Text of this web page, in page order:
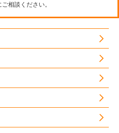
相談ください。